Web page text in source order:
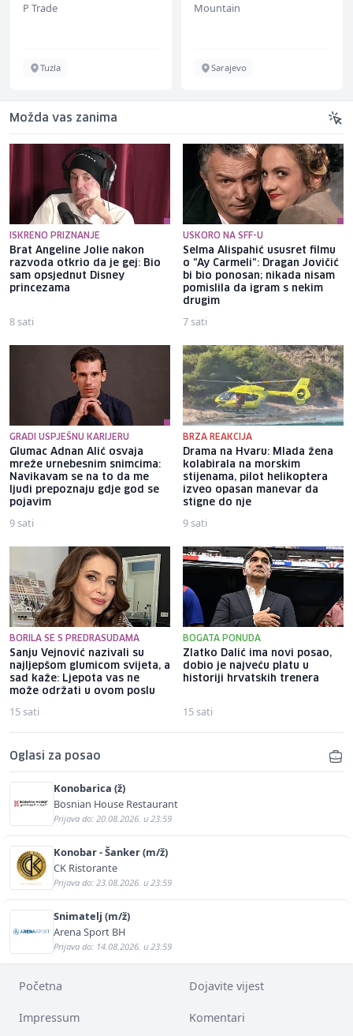
P Trade
Tuzla
Mountain
Sarajevo
Možda vas zanima
ISKRENO PRIZNANJE
Brat Angeline Jolie nakon
razvoda otkrio da je gej: Bio
sam opsjednut Disney
princezama
8 sati
USKORO NA SFF-U
Selma Alispahić ususret filmu
o "Ay Carmeli": Dragan Jovičić
bi bio ponosan; nikada nisam
pomislila da igram s nekim
drugim
7 sati
GRADI USPJEŠNU KARIJERU
Glumac Adnan Alić osvaja
mreže urnebesnim snimcima:
Navikavam se na to da me
ljudi prepoznaju gdje god se
pojavim
9 sati
BRZA REAKCIJA
Drama na Hvaru: Mlada žena
kolabirala na morskim
stijenama, pilot helikoptera
izveo opasan manevar da
stigne do nje
9 sati
BORILA SE S PREDRASUDAMA
Sanju Vejnović nazivali su
najljepšom glumicom svijeta, a
sad kaže: Ljepota vas ne
može održati u ovom poslu
15 sati
BOGATA PONUDA
Zlatko Dalić ima novi posao,
dobio je najveću platu u
historiji hrvatskih trenera
15 sati
Oglasi za posao
Konobarica (ž)
Bosnian House Restaurant
Prijava do: 20.08.2026. u 23:59
Konobar - Šanker (m/ž)
CK Ristorante
Prijava do: 23.08.2026. u 23:59
Snimatelj (m/ž)
Arena Sport BH
Prijava do: 14.08.2026. u 23:59
Početna Dojavite vijest
Impressum Komentari